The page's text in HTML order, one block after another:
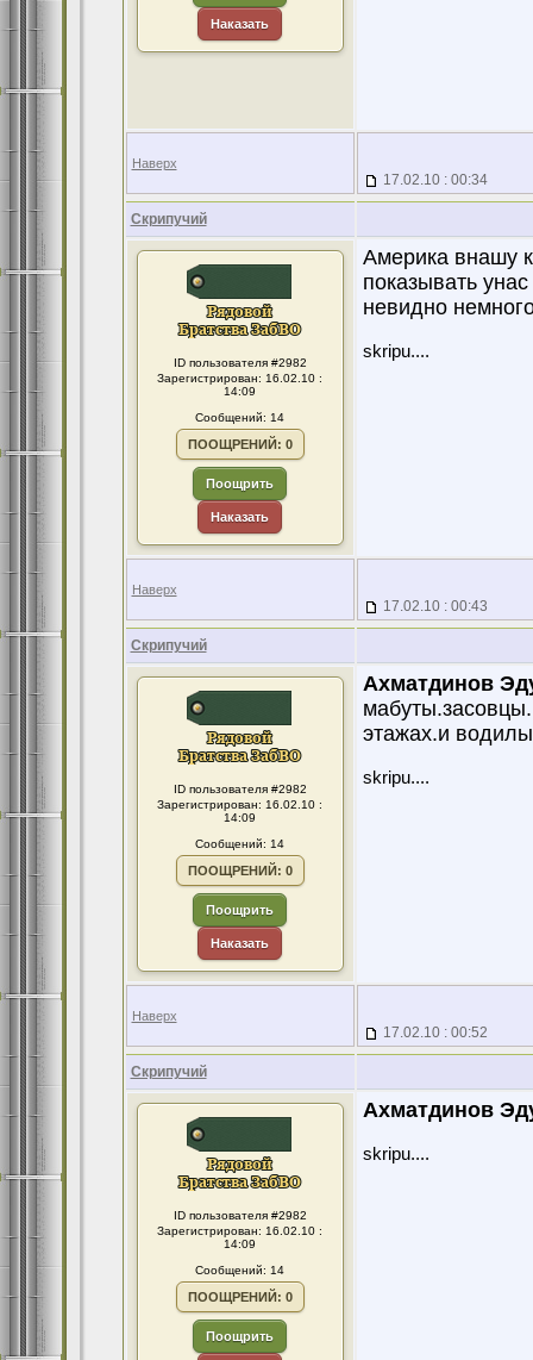
Наказать
Наверх
17.02.10 : 00:34
Скрипучий
ID пользователя #2982
Зарегистрирован: 16.02.10 :
14:09
Сообщений: 14
ПООЩРЕНИЙ: 0
Поощрить
Наказать
Америка внашу
показывать
невидно
skripu....
Наверх
17.02.10 : 00:43
Скрипучий
ID пользователя #2982
Зарегистрирован: 16.02.10 :
14:09
Сообщений: 14
ПООЩРЕНИЙ: 0
Поощрить
Наказать
Ахматдинов
этажах.и
skripu....
Наверх
17.02.10 : 00:52
Скрипучий
ID пользователя #2982
Зарегистрирован: 16.02.10 :
14:09
Сообщений: 14
ПООЩРЕНИЙ: 0
Поощрить
Ахматдинов
skripu....